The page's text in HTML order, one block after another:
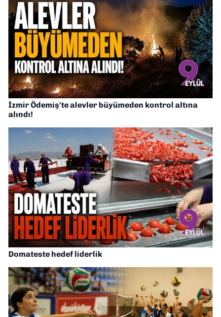
İzmir Ödemiş'te alevler büyümeden kontrol altına
alındı!
Domateste hedef liderlik